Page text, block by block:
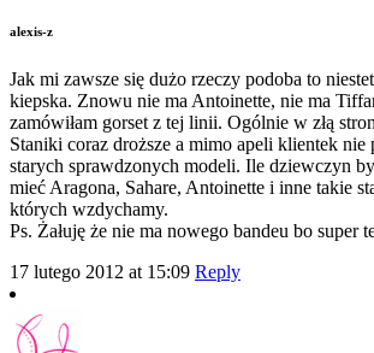
alexis-z
Jak mi zawsze się dużo rzeczy podoba to
kiepska. Znowu nie ma Antoinette, nie ma
zamówiłam gorset z tej linii. Ogólnie w złą
Staniki coraz droższe a mimo apeli klientek nie
starych sprawdzonych modeli. Ile dziewczyn
mieć Aragona, Sahare, Antoinette i inne takie
których wzdychamy.
Ps. Żałuję że nie ma nowego bandeu bo super
17 lutego 2012 at 15:09 Reply